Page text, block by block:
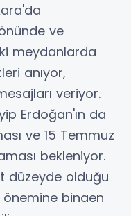
ve
meydanlarda
anıyor,
veriyor.
Erdoğan'ın da
ve 15 Temmuz
bekleniyor.
düzeyde olduğu
binaen